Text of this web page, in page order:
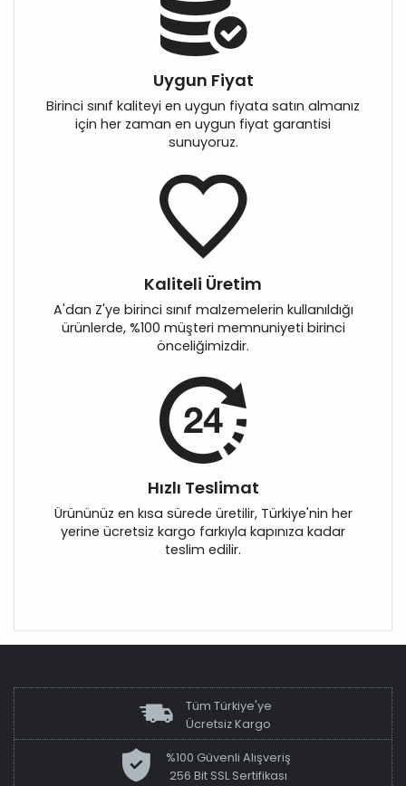
Uygun Fiyat
Birinci sınıf kaliteyi en uygun fiyata satın almanız
için her zaman en uygun fiyat garantisi
sunuyoruz.
Kaliteli Üretim
A'dan Z'ye birinci sınıf malzemelerin kullanıldığı
ürünlerde, %100 müşteri memnuniyeti birinci
önceliğimizdir.
Hızlı Teslimat
Ürününüz en kısa sürede üretilir, Türkiye'nin her
yerine ücretsiz kargo farkıyla kapınıza kadar
teslim edilir.
Tüm Türkiye'ye
Ücretsiz Kargo
%100 Güvenli Alışveriş
256 Bit SSL Sertifikası